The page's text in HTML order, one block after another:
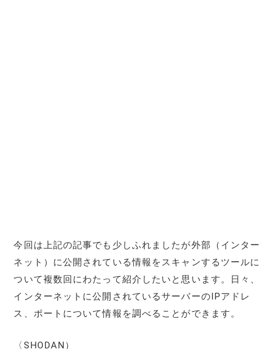
今回は上記の記事でも少しふれましたが外部（インター
ネット）に公開されている情報をスキャンするツールに
ついて複数回にわたって紹介したいと思います。日々、
インターネットに公開されているサーバーのIPアドレ
ス、ポートについて情報を調べることができます。
〈SHODAN）